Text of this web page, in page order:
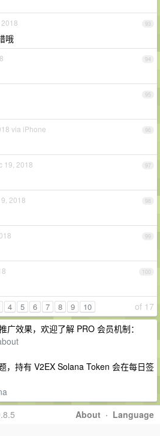
93
哦
94
95
96
via iPhone
97
19, 2018
98
2018
99
100
of 17
4 5 6 7 8 9 10
广效果，欢迎了解 PRO 会员机制：
，持有 V2EX Solana Token 会在每日签
About · Language